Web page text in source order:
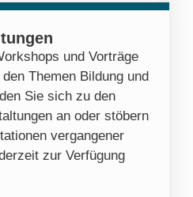
und Vorträge
Themen Bildung und
Sie sich zu den
an oder stöbern
vergangener
zur Verfügung